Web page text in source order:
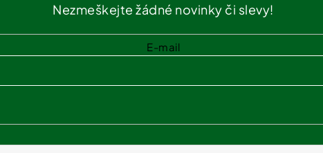
Nezmeškejte žádné novinky či slevy!
E-mail